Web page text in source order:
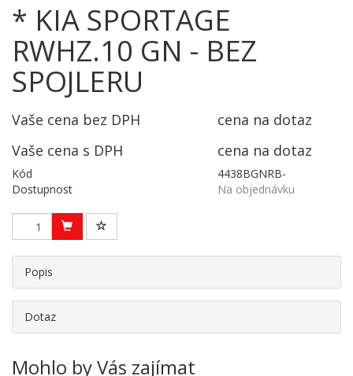
* KIA SPORTAGE
RWHZ.10 GN - BEZ
SPOJLERU
Vaše cena bez DPH
cena na dotaz
Vaše cena s DPH
cena na dotaz
Kód
4438BGNRB-
Dostupnost
Na objednávku
Popis
Dotaz
Mohlo by Vás zajímat